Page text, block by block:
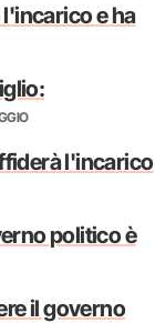
e ha
l'incarico
politico è
il governo